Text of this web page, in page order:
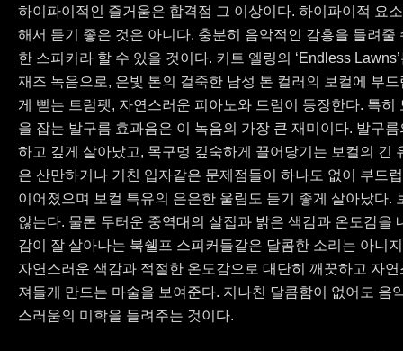
하이파이적인 즐거움은 합격점 그 이상이다. 하이파이적 요
해서 듣기 좋은 것은 아니다. 충분히 음악적인 감흥을 들려줄
한 스피커라 할 수 있을 것이다. 커트 엘링의 ‘Endless
재즈 녹음으로, 은빛 톤의 걸죽한 남성 톤 컬러의 보컬에 부
게 뻗는 트럼펫, 자연스러운 피아노와 드럼이 등장한다. 특히
을 잡는 발구름 효과음은 이 녹음의 가장 큰 재미이다. 발구
하고 깊게 살아났고, 목구멍 깊숙하게 끌어당기는 보컬의 긴
은 산만하거나 거친 입자같은 문제점들이 하나도 없이 부드
이어졌으며 보컬 특유의 은은한 울림도 듣기 좋게 살아났다.
않는다. 물론 두터운 중역대의 살집과 밝은 색감과 온도감을
감이 잘 살아나는 북쉘프 스피커들같은 달콤한 소리는 아니
자연스러운 색감과 적절한 온도감으로 대단히 깨끗하고 자
져들게 만드는 마술을 보여준다. 지나친 달콤함이 없어도 음
스러움의 미학을 들려주는 것이다.